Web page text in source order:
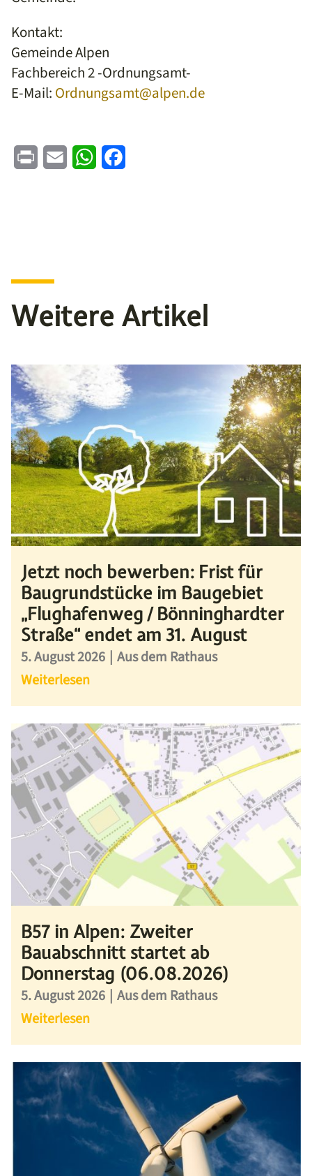
Kontakt:
Gemeinde Alpen
Fachbereich 2 -Ordnungsamt-
E-Mail: Ordnungsamt@alpen.de
Print Email WhatsApp
Weitere Artikel
Jetzt noch bewerben: Frist für
Baugrundstücke im Baugebiet
„Flughafenweg / Bönninghardter
Straße“ endet am 31. August
5. August 2026 | Aus dem Rathaus
Weiterlesen
B57 in Alpen: Zweiter
Bauabschnitt startet ab
Donnerstag (06.08.2026)
5. August 2026 | Aus dem Rathaus
Weiterlesen